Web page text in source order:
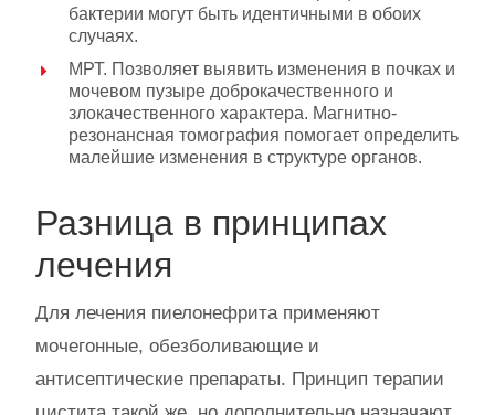
бактерии могут быть идентичными в обоих
случаях.
МРТ. Позволяет выявить изменения в почках и
мочевом пузыре доброкачественного и
злокачественного характера. Магнитно-
резонансная томография помогает определить
малейшие изменения в структуре органов.
Разница в принципах
лечения
Для лечения пиелонефрита применяют
мочегонные, обезболивающие и
антисептические препараты. Принцип терапии